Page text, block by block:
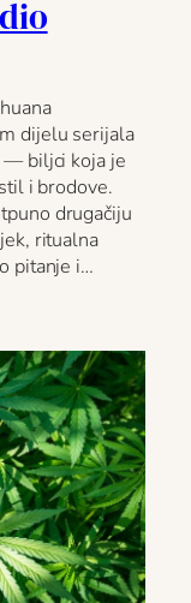
dijelu serijala
— biljci koja je
i brodove.
drugačiju
ritualna
pitanje i…